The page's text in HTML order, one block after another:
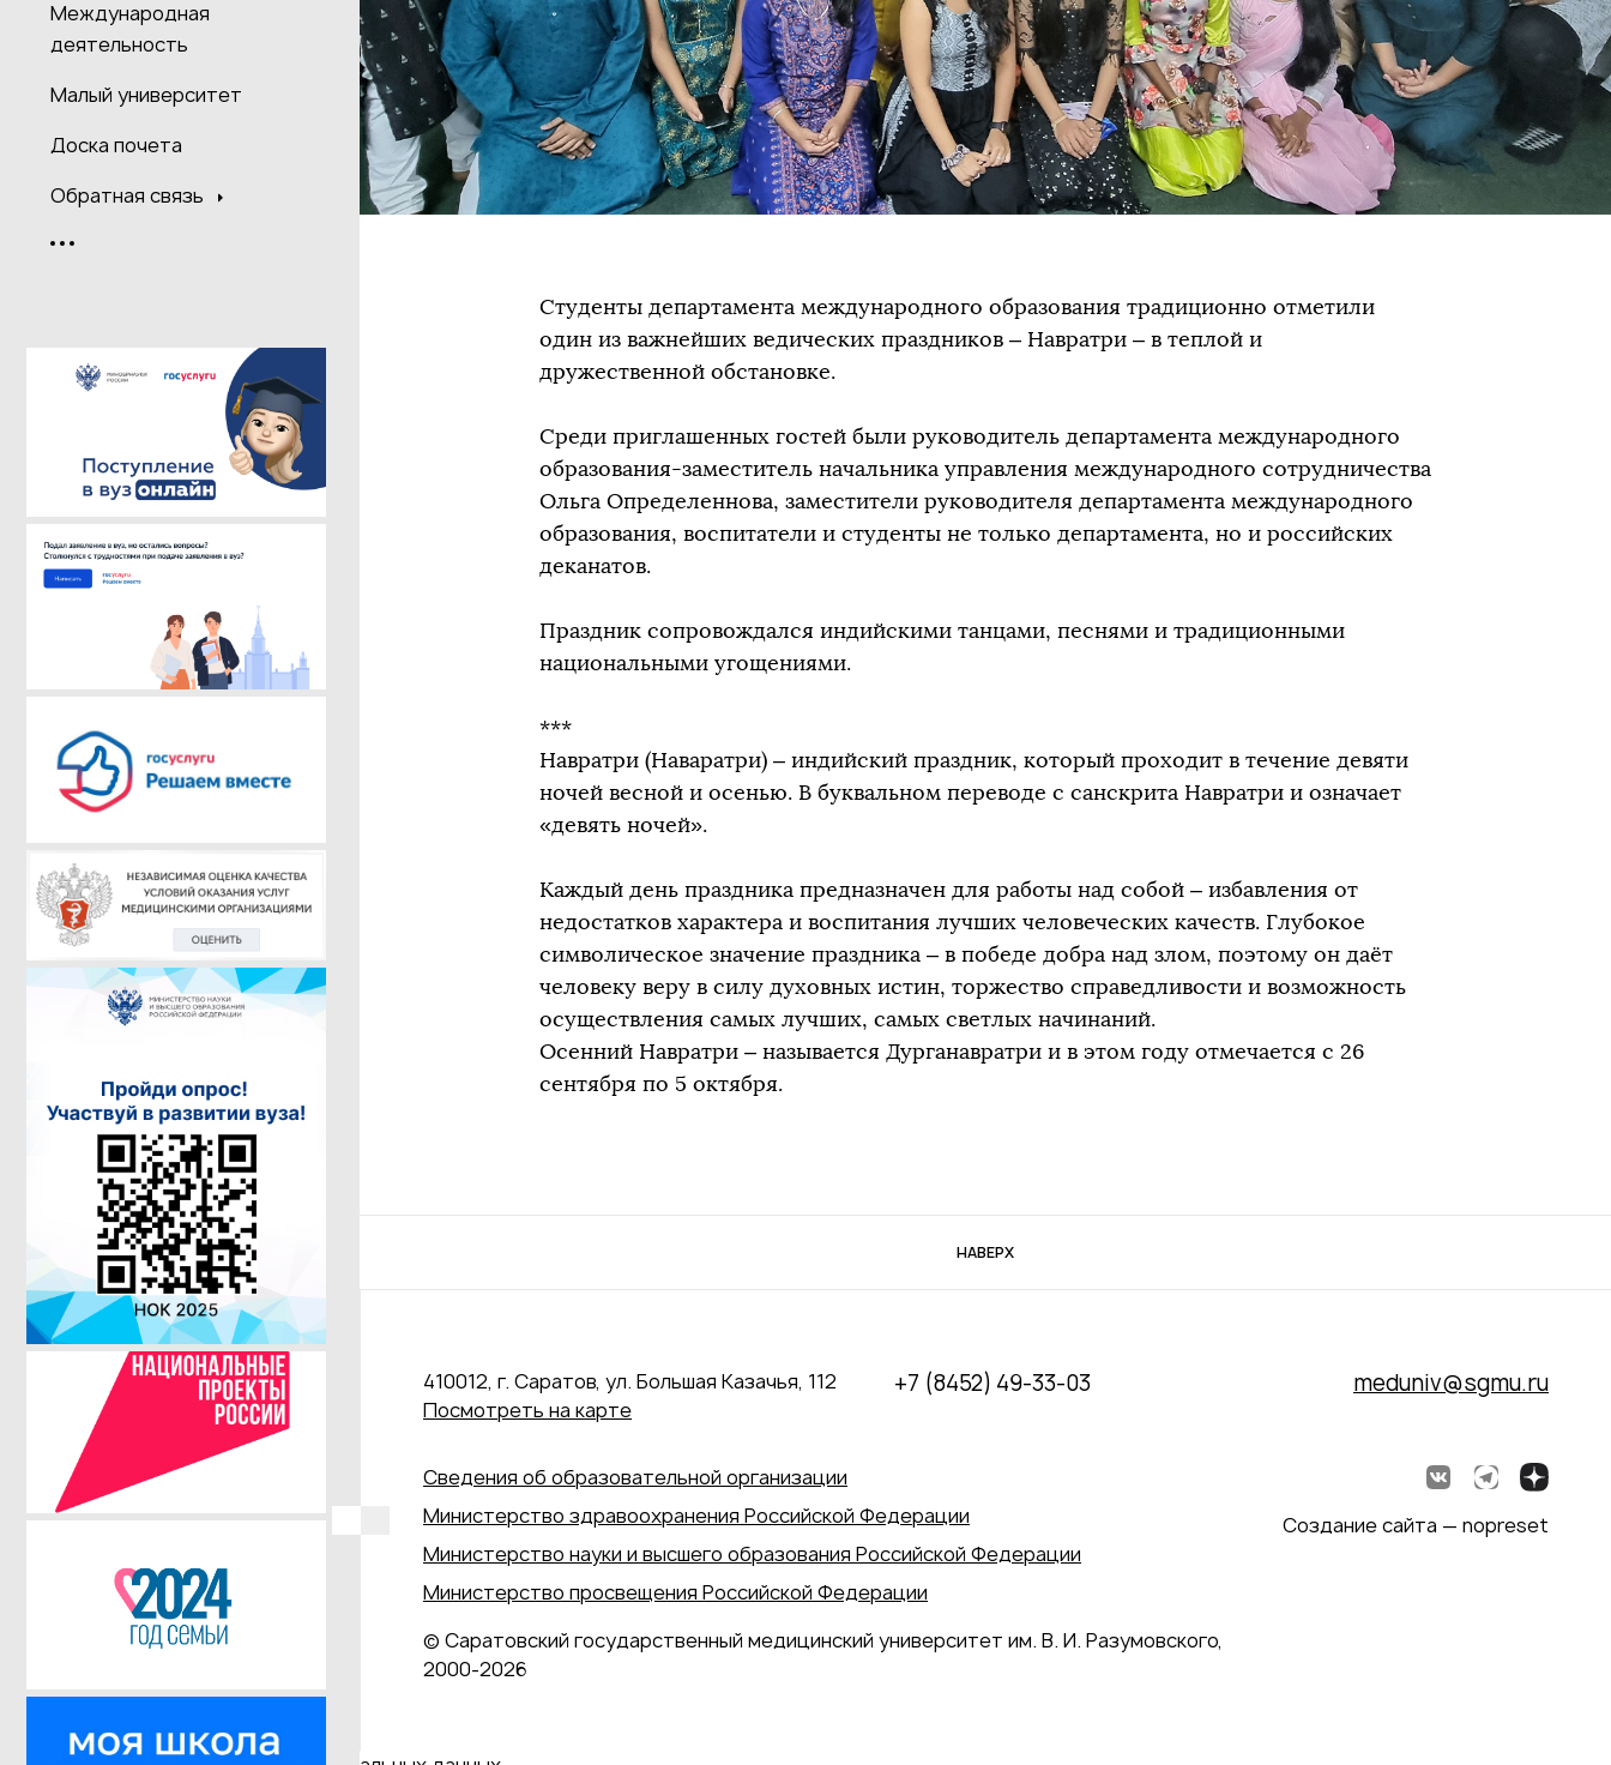
Международная
деятельность
Малый университет
Доска почета
Обратная связь
Студенты департамента международного образования традиционно отметили
один из важнейших ведических праздников – Навратри – в теплой и
дружественной обстановке.
Среди приглашенных гостей были руководитель департамента международного
образования-заместитель начальника управления международного сотрудничества
Ольга Определеннова, заместители руководителя департамента международного
образования, воспитатели и студенты не только департамента, но и российских
деканатов.
Праздник сопровождался индийскими танцами, песнями и традиционными
национальными угощениями.
***
Навратри (Наваратри) – индийский праздник, который проходит в течение девяти
ночей весной и осенью. В буквальном переводе с санскрита Навратри и означает
«девять ночей».
Каждый день праздника предназначен для работы над собой – избавления от
недостатков характера и воспитания лучших человеческих качеств. Глубокое
символическое значение праздника – в победе добра над злом, поэтому он даёт
человеку веру в силу духовных истин, торжество справедливости и возможность
осуществления самых лучших, самых светлых начинаний.
Осенний Навратри – называется Дурганавратри и в этом году отмечается с 26
сентября по 5 октября.
НАВЕРХ
410012, г. Саратов, ул. Большая Казачья, 112
Посмотреть на карте
+7 (8452) 49-33-03 meduniv@sgmu.ru
Сведения об образовательной организации
Министерство здравоохранения Российской Федерации
Министерство науки и высшего образования Российской Федерации
Министерство просвещения Российской Федерации
© Саратовский государственный медицинский университет им. В. И. Разумовского,
2000‑2026
Создание сайта — nopreset